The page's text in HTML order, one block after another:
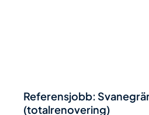
Referensjobb:
(totalrenovering)